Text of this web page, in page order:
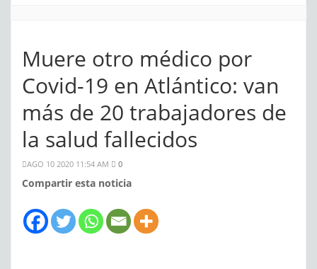
Muere otro médico por
Covid-19 en Atlántico: van
más de 20 trabajadores de
la salud fallecidos
AGO 10 2020 11:54 AM 0
Compartir esta noticia